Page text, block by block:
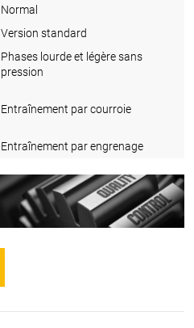
Normal
Version standard
Phases lourde et légère sans
pression
Entraînement par courroie
Entraînement par engrenage